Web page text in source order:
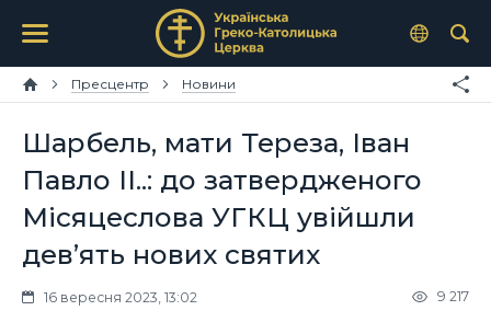
Пресцентр Новини
Шарбель, мати Тереза, Іван
Павло ІІ..: до затвердженого
Місяцеслова УГКЦ увійшли
девʼять нових святих
16 вересня 2023, 13:02 9 217